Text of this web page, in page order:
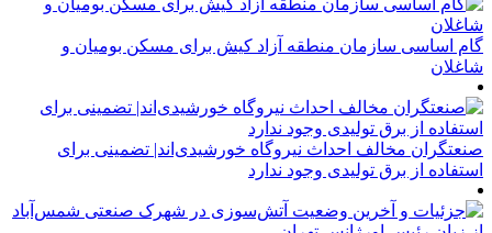
گام اساسی سازمان منطقه آزاد کیش برای مسکن بومیان و
شاغلان
صنعتگران مخالف احداث نیروگاه خورشیدی‌اند| تضمینی برای
استفاده از برق تولیدی وجود ندارد